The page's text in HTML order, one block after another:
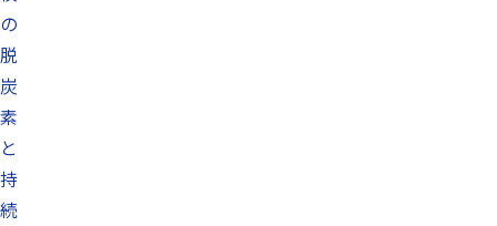
の
脱
炭
素
と
持
続